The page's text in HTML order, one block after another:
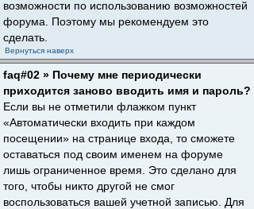
возможности по использованию возможностей
форума. Поэтому мы рекомендуем это
сделать.
Вернуться наверх
faq#02 » Почему мне периодически
приходится заново вводить имя и пароль?
Если вы не отметили флажком пункт
«Автоматически входить при каждом
посещении» на странице входа, то сможете
оставаться под своим именем на форуме
лишь ограниченное время. Это сделано для
того, чтобы никто другой не смог
воспользоваться вашей учетной записью. Для